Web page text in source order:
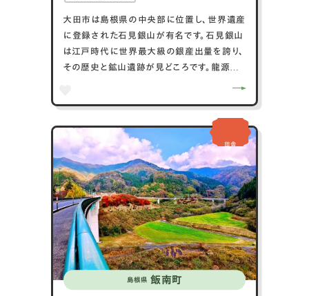
大田市は島根県の中央部に位置し、世界遺産
に登録された石見銀山が有名です。石見銀山
は江戸時代に世界最大級の銀産出量を誇り、
その歴史と鉱山遺跡が見どころです。龍源寺
地域では、美しい海岸線が広がり、琴ヶ浜の鳴
き砂や波根海水浴場は自然の魅力を楽しむ
スポットです。大田市はまた、神楽や伝統工芸
品も盛んで、石州和紙や石見焼などが地域の
誇りです。豊かな自然と歴史、そして伝統文化
が融合する大田市は、観光客に多彩な魅力を
提供します。
島根県 飯南町
田舎